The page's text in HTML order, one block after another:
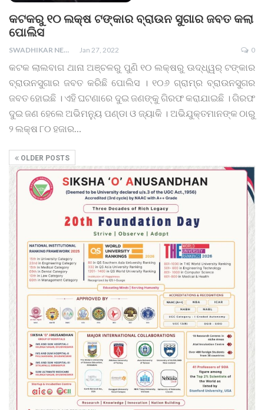
କଟକରୁ ୧୦ ଲକ୍ଷ ଟଙ୍କାର ବ୍ରାଉନ ସୁଗାର ଜବତ କଲା
ପୋଲିସ
SWADHIKAR NEWS Jan 27, 2022 0
କଟକ ଲାଲବାଗ ଥାନା ଅଞ୍ଚଳରୁ ପୁଣି ୧୦ ଲକ୍ଷରୁ ଊଦ୍ଧ୍ୱର୍ ଟଙ୍କାର
ବ୍ରାଉନସୁଗାର ଜବତ କରିଛି ପୋଲିସ । ୧୦୬ ଗ୍ରାମ୍ର ବ୍ରାଉନସୁଗର
ଜବତ ହୋଇଛି । ଏହି ଘଟଣାରେ ଦୁଇ ଜଣଙ୍କୁ ଗିରଫ କରାଯାଇଛି । ଗିରଫ
ଦୁଇ ଜଣ ହେଲେ ଅଭିମନ୍ୟୁ ପଣ୍ଡା ଓ ଜ୍ୟାକି । ଅଭିଯୁକ୍ତମାନଙ୍କ ଠାରୁ
୨ ଲକ୍ଷ ୮୦ ହଜାର…
OLDER POSTS